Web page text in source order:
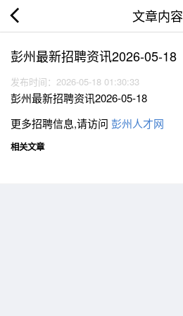
文章内容
彭州最新招聘资讯2026-05-18
发布时间：2026-05-18 01:30:33
彭州最新招聘资讯2026-05-18
更多招聘信息,请访问 彭州人才网
相关文章